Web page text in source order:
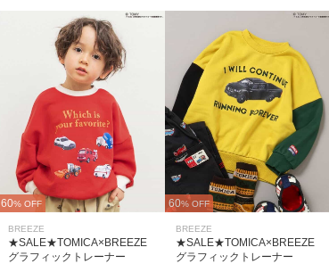
60% OFF
BREEZE
★SALE★TOMICA×BREEZE
グラフィックトレーナー
60% OFF
BREEZE
★SALE★TOMICA×BREEZE
グラフィックトレーナー